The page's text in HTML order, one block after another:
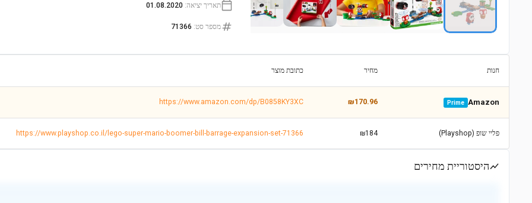
תאריך יציאה:
01.08.2020
מספר סט:
71366
חנות מחיר כתובת מוצר
Amazon
Prime
₪170.96
https://www.amazon.com/dp/B0858KY3XC
פליי שופ (Playshop) ₪184
https://www.playshop.co.il/lego-super-mario-boomer-bill-barrage-expansion-set-71366
היסטוריית מחירים